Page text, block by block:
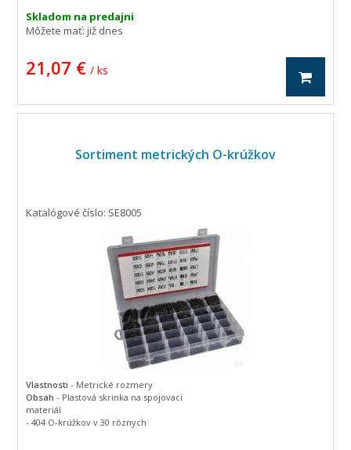
Skladom na predajni
Môžete mať:již dnes
21,07 € / ks
Sortiment metrických O-krúžkov
Katalógové číslo: SE8005
Vlastnosti - Metrické rozmery
Obsah - Plastová skrinka na spojovací
materiál
- 404 O-krúžkov v 30 rôznych